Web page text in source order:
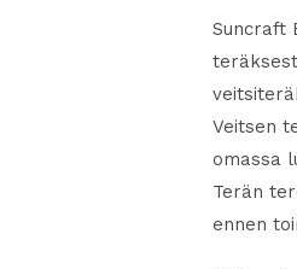
Suncraft
Veitsen
omassa
Terän
ennen